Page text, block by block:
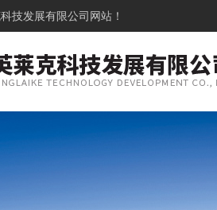
技发展有限公司网站！